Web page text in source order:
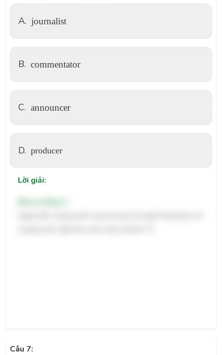
A. journalist
B. commentator
C. announcer
D. producer
Lời giải:
Câu 7: